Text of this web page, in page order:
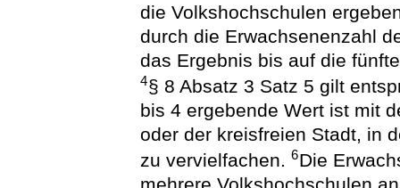
die Volkshochschulen
durch die Erwachsenenzahl
das Ergebnis bis auf die
4§ 8 Absatz 3 Satz 5 gilt
bis 4 ergebende Wert ist mit
oder der kreisfreien Stadt, in
zu vervielfachen.6Die